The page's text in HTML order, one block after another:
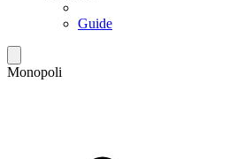
Guide
Monopoli